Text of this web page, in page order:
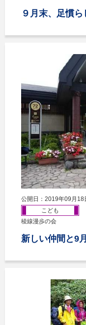
９月末、足慣ら
公開日：2019年09月18
こども
稜線漫歩の会
新しい仲間と9